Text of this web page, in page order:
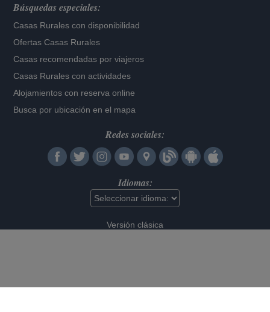
Búsquedas especiales:
Casas Rurales con disponibilidad
Ofertas Casas Rurales
Casas recomendadas por viajeros
Casas Rurales con actividades
Alojamientos con reserva online
Busca por ubicación en el mapa
Redes sociales:
Idiomas:
Versión clásica